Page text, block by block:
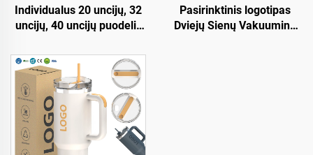
Individualus 20 uncijų, 32
uncijų, 40 uncijų puodelis
nerūdijančio plieno,
vakuumu izoliuotas,
daugiafunkcinis puodelis
su atveriamu dangčiu ir
rankena
Pasirinktinis logotipas
Dviejų Sienų Vakuumine